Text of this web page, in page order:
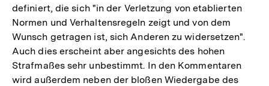
definiert, die sich "in der Verletzung von etablierten
Normen und Verhaltensregeln zeigt und von dem
Wunsch getragen ist, sich Anderen zu widersetzen".
Auch dies erscheint aber angesichts des hohen
Strafmaßes sehr unbestimmt. In den Kommentaren
wird außerdem neben der bloßen Wiedergabe des